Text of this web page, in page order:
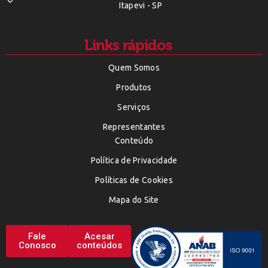
Itapevi - SP
Links rápidos
Quem Somos
Produtos
Serviços
Representantes
Conteúdo
Política de Privacidade
Políticas de Cookies
Mapa do Site
Fale
Conosco
Acesar
conteúdos